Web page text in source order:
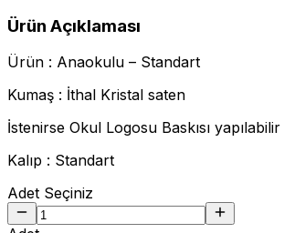
Ürün Açıklaması
Ürün : Anaokulu – Standart
Kumaş : İthal Kristal saten
İstenirse Okul Logosu Baskısı yapılabilir
Kalıp : Standart
Adet Seçiniz